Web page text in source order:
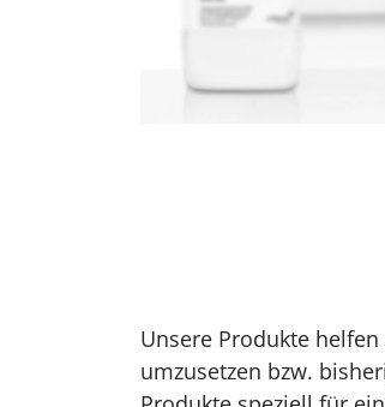
Unsere Produkte
umzusetzen bzw.